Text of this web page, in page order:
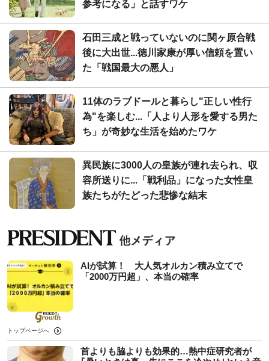
参考になる」と話すワケ
石田三成と戦っていないのに関ヶ原合戦
後に大出世...徳川家康が厚い信頼を置い
た「戦国最大の悪人」
11体のラブドールと暮らし"正しい性行
為"を楽しむ...「人より人形を愛する男た
ち」が奇妙な生活を始めたワケ
異民族に3000人の皇族が連れ去られ、収
容所送りに...「戦利品」になった女性皇
族たちがたどった悲惨な結末
AIが試算！ 大人気オルカン積み立てで
「2000万円超」、本当の確率
トップページへ
首よりも脇よりも効果的…熱中症研究者が